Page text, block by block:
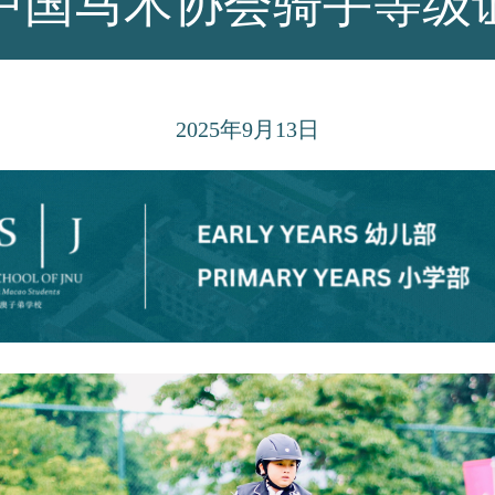
2025年9月 13日